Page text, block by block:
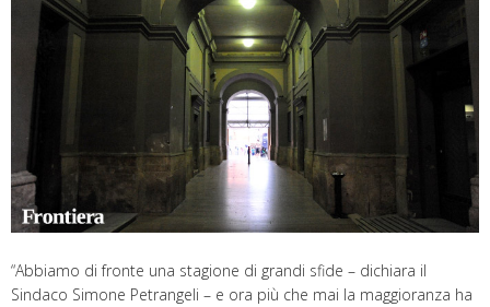
“Abbiamo di fronte una stagione di grandi sfide – dichiara il
Sindaco Simone Petrangeli – e ora più che mai la maggioranza ha